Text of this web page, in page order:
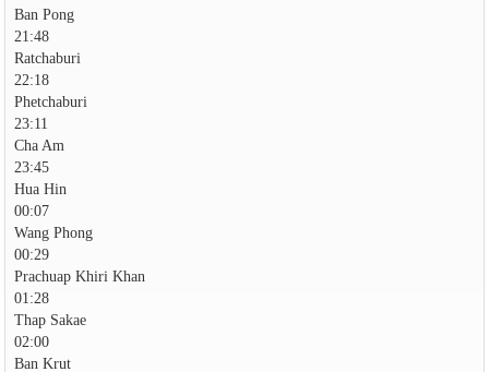
Ban Pong
21:48
Ratchaburi
22:18
Phetchaburi
23:11
Cha Am
23:45
Hua Hin
00:07
Wang Phong
00:29
Prachuap Khiri Khan
01:28
Thap Sakae
02:00
Ban Krut